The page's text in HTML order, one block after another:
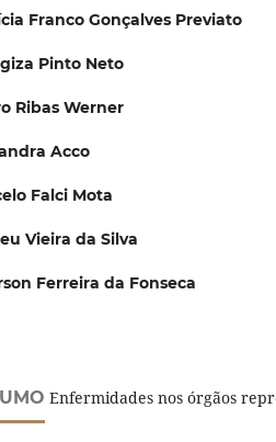
Franco Gonçalves Previato
Pinto Neto
Ribas Werner
Acco
Falci Mota
Vieira da Silva
Ferreira da Fonseca
Enfermidades nos órgãos